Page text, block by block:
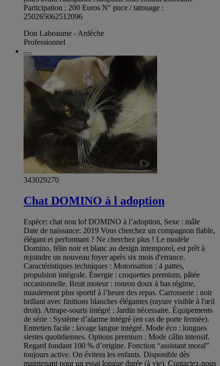
Participation : 200 Euros N° puce / tatouage :
250265062512096
Don Labeaume - Ardèche
Professionnel
343029270
Chat DOMINO à l adoption
Espèce: chat non lof DOMINO à l’adoption, Sexe : mâle
Date de naissance: 2019 Vous cherchez un compagnon fiable,
élégant et performant ? Ne cherchez plus ! Le modèle
Domino, félin noir et blanc au design intemporel, est prêt à
rejoindre un nouveau foyer après six mois d'errance.
Caractéristiques techniques : Motorisation : 4 pattes,
propulsion intégrale. Énergie : croquettes premium, pâtée
occasionnelle. Bruit moteur : ronron doux à bas régime,
miaulement plus sportif à l’heure des repas. Carrosserie : noir
brillant avec finitions blanches élégantes (rayure visible à l'œil
droit). Attrape-souris intégré : Jardin nécessaire. Équipements
de série : Système d’alarme intégré (en cas de porte fermée).
Entretien facile : lavage langue intégré. Mode éco : longues
siestes quotidiennes. Options premium : Mode câlin intensif.
Regard fondant 100 % d’origine. Fonction “assistant moral”
toujours active. On évitera les enfants. Disponible dès
maintenant pour un essai longue durée (à vie). Contactez-nous